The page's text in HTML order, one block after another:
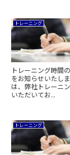
トレーニング
トレーニング時間
をお知らせいたし
は、弊社トレーニ
いただいてお...
トレーニング